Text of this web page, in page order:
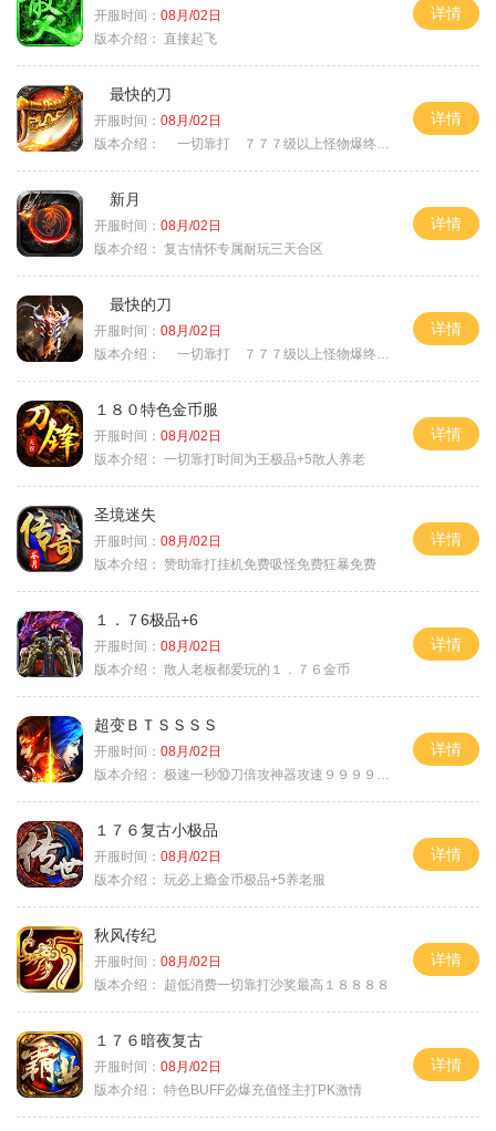
开服时间： 08月/02日
版本介绍： 直接起飞
详情
最快的刀
开服时间： 08月/02日
版本介绍：
一切靠打 ７７７级以上怪物爆终极
详情
新月
开服时间： 08月/02日
版本介绍： 复古情怀专属耐玩三天合区
详情
最快的刀
开服时间： 08月/02日
版本介绍：
一切靠打 ７７７级以上怪物爆终极
详情
１８０特色金币服
开服时间： 08月/02日
版本介绍： 一切靠打时间为王极品+5散人养老
详情
圣境迷失
开服时间： 08月/02日
版本介绍： 赞助靠打挂机免费吸怪免费狂暴免费
详情
１．７6极品+6
开服时间： 08月/02日
版本介绍： 散人老板都爱玩的１．７６金币
详情
超变ＢＴＳＳＳＳ
开服时间： 08月/02日
版本介绍： 极速一秒⑩刀倍攻神器攻速９９９９①挑
详情
１７６复古小极品
开服时间： 08月/02日
版本介绍： 玩必上瘾金币极品+5养老服
详情
秋风传纪
开服时间： 08月/02日
版本介绍：
超低消费一切靠打沙奖最高１８８８８
详情
１７６暗夜复古
开服时间： 08月/02日
版本介绍： 特色BUFF必爆充值怪主打PK激情
详情